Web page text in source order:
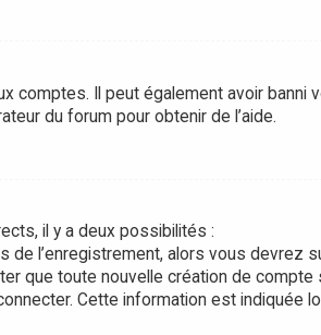
comptes. Il peut également avoir banni
du forum pour obtenir de l’aide.
il y a deux possibilités :
de l’enregistrement, alors vous devrez
que toute nouvelle création de compte
Cette information est indiquée